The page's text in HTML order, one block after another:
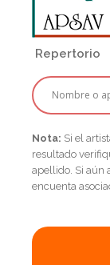
Repertorio
Nota: Si el
resultado
apellido. Si aún
encuenta